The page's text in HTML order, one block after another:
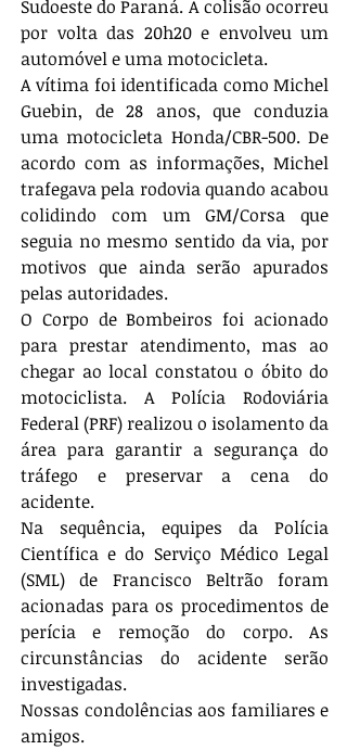
Sudoeste do Paraná. A colisão ocorreu
por volta das 20h20 e envolveu um
automóvel e uma motocicleta.
A vítima foi identificada como Michel
Guebin, de 28 anos, que conduzia
uma motocicleta Honda/CBR-500. De
acordo com as informações, Michel
trafegava pela rodovia quando acabou
colidindo com um GM/Corsa que
seguia no mesmo sentido da via, por
motivos que ainda serão apurados
pelas autoridades.
O Corpo de Bombeiros foi acionado
para prestar atendimento, mas ao
chegar ao local constatou o óbito do
motociclista. A Polícia Rodoviária
Federal (PRF) realizou o isolamento da
área para garantir a segurança do
tráfego e preservar a cena do
acidente.
Na sequência, equipes da Polícia
Científica e do Serviço Médico Legal
(SML) de Francisco Beltrão foram
acionadas para os procedimentos de
perícia e remoção do corpo. As
circunstâncias do acidente serão
investigadas.
Nossas condolências aos familiares e
amigos.